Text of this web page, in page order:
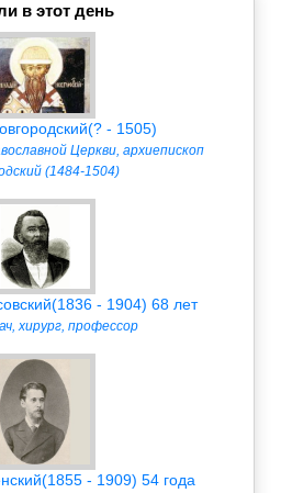
в этот день
- 1505)
Церкви, архиепископ
(1484-1504)
- 1904) 68 лет
хирург, профессор
- 1909) 54 года